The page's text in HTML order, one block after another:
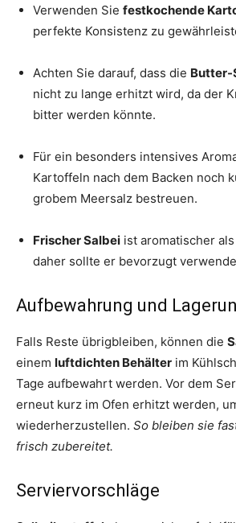
Verwenden Sie festkochende
perfekte Konsistenz zu
Achten Sie darauf, dass die Butter-
nicht zu lange erhitzt wird, da der
bitter werden könnte.
Für ein besonders intensives
Kartoffeln nach dem Backen noch
grobem Meersalz bestreuen.
Frischer Salbei ist aromatischer
daher sollte er bevorzugt
Aufbewahrung und
Falls Reste übrigbleiben, können die
einem luftdichten Behälter im
Tage aufbewahrt werden. Vor dem
erneut kurz im Ofen erhitzt werden,
wiederherzustellen. So bleiben sie
frisch zubereitet.
Serviervorschläge